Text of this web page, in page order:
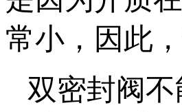
常小，因此
双密封阀不